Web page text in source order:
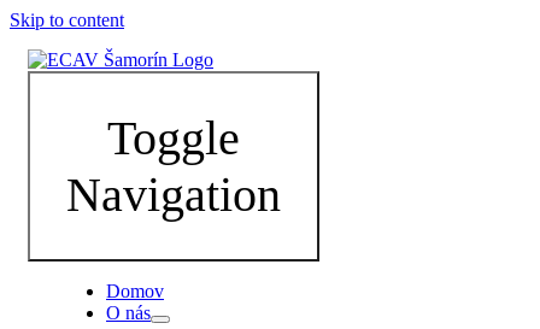
Skip to content
Toggle
Navigation
Domov
O nás